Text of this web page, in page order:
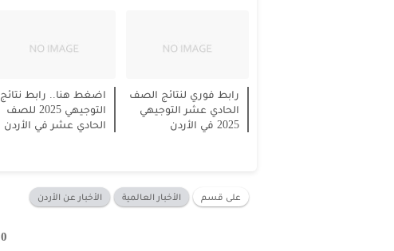
رابط فوري لنتائج الصف
الحادي عشر التوجيهي
2025 في الأردن
اضغط هنا.. رابط نتائج
التوجيهي 2025 للصف
الحادي عشر في الأردن
على قسم الأخبار العالمية الأخبار عن الأردن
0 تعليق